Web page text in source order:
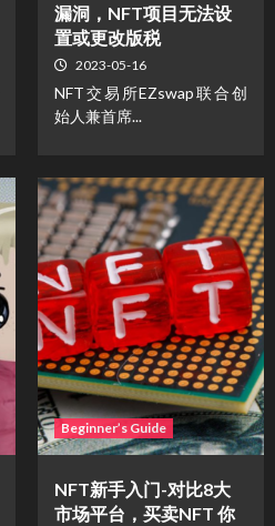
漏洞，NFT项目无法设
置或更改版税
2023-05-16
NFT交易所EZswap联合创
始人兼首席...
Beginner’s Guide
NFT新手入门-对比8大
市场平台，买卖NFT 你